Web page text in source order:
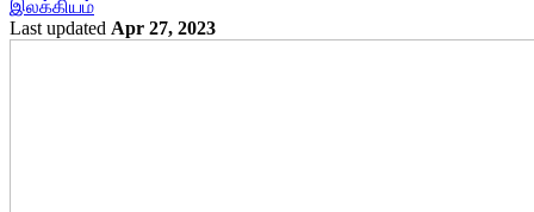
இலக்கியம்
Last updated Apr 27, 2023